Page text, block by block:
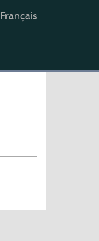
Français